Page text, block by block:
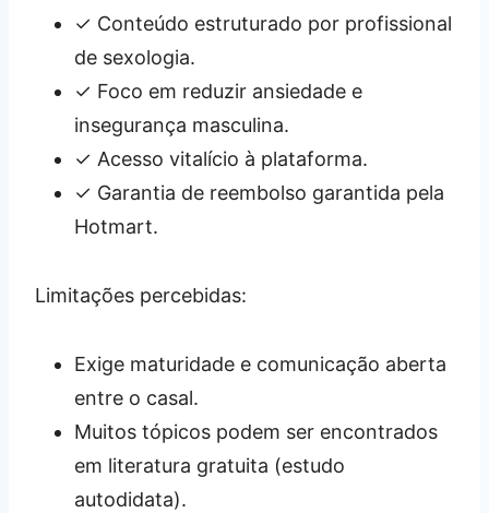
✓ Conteúdo estruturado por profissional
de sexologia.
✓ Foco em reduzir ansiedade e
insegurança masculina.
✓ Acesso vitalício à plataforma.
✓ Garantia de reembolso garantida pela
Hotmart.
Limitações percebidas:
Exige maturidade e comunicação aberta
entre o casal.
Muitos tópicos podem ser encontrados
em literatura gratuita (estudo
autodidata).